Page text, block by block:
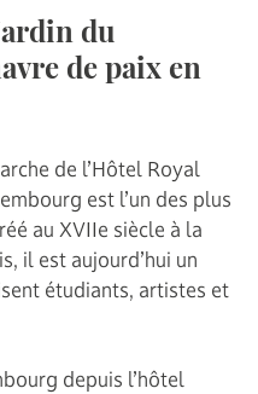
du
de paix en
de l’Hôtel Royal
est l’un des plus
au XVIIe siècle à la
il est aujourd’hui un
étudiants, artistes et
depuis l’hôtel